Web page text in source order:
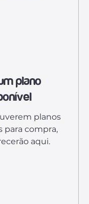
plano
planos
para compra,
aqui.